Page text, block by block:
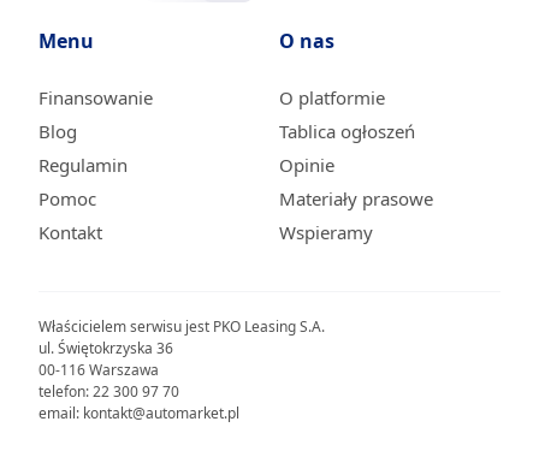
Właścicielem serwisu jest PKO Leasing S.A.
ul. Świętokrzyska 36
00-116 Warszawa
telefon: 22 300 97 70
email: kontakt@automarket.pl
Menu
Finansowanie
Blog
Regulamin
Pomoc
Kontakt
O nas
O platformie
Tablica ogłoszeń
Opinie
Materiały prasowe
Wspieramy